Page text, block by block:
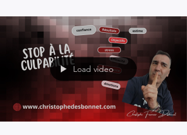
toi restait figée dans le passé, à...
Load video